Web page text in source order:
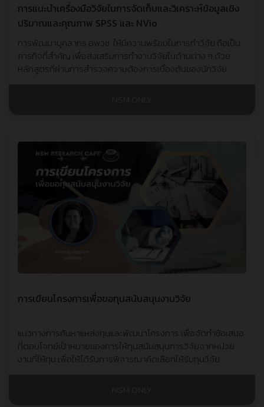
การแนะนำเครื่องมือวิจัยในการจัดเก็บและวิเคราะห์ข้อมูลเชิง
ปริมาณและคุณภาพ SPSS และ NVio
การพัฒนาบุคลากร อพวช. ให้มีความพร้อมในการทำวิจัย ถือเป็น
ภารกิจที่สำคัญ เพื่อส่งเสริมการทำงานวิจัยในด้านต่าง ๆ ด้วย
หลักสูตรที่ผ่านการสำรวจความต้องการเบื้องต้นของนักวิจัย
การเขียนโครงการเพื่อขอทุนสนับสนุนงานวิจัย
แนวทางการค้นหาแหล่งทุนและพัฒนาโครงการ เพื่อจัดทำข้อเสนอ
ที่ตอบโจทย์เป้าหมายของการให้ทุนสนับสนุนการวิจัยจากหน่วย
งานที่ให้ทุน เพื่อให้ได้รับการพิจารณาค้ดเลือกให้รับทุนวิจัย